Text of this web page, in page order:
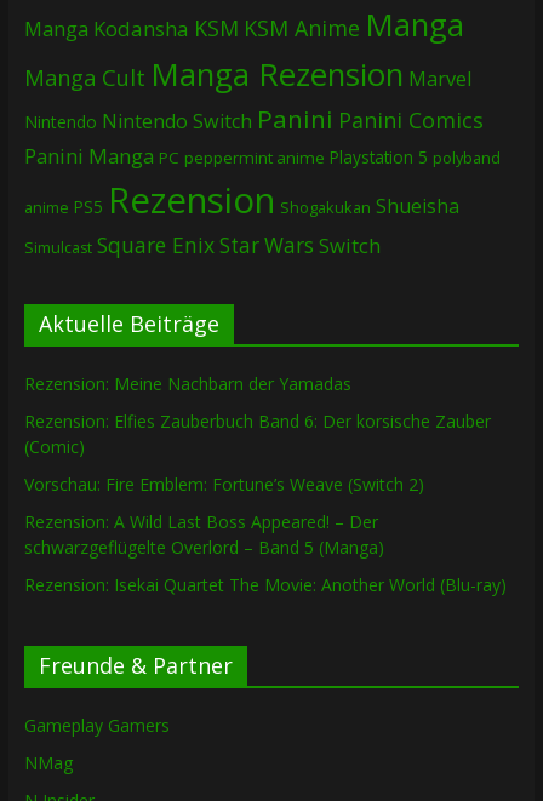
Manga Kodansha KSM KSM Anime Manga
Manga Cult Manga Rezension Marvel
Nintendo Nintendo Switch Panini Panini Comics
Panini Manga PC peppermint anime Playstation 5 polyband
anime PS5 Rezension Shogakukan Shueisha
Simulcast Square EnixStar Wars Switch
Aktuelle Beiträge
Rezension: Meine Nachbarn der Yamadas
Rezension: Elfies Zauberbuch Band 6: Der korsische Zauber
(Comic)
Vorschau: Fire Emblem: Fortune’s Weave (Switch 2)
Rezension: A Wild Last Boss Appeared! – Der
schwarzgeflügelte Overlord – Band 5 (Manga)
Rezension: Isekai Quartet The Movie: Another World (Blu-ray)
Freunde & Partner
Gameplay Gamers
NMag